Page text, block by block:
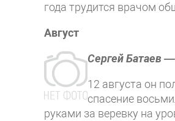
года трудится врачом
Август
Сергей Батаев
12 августа он
спасение
руками за веревку на